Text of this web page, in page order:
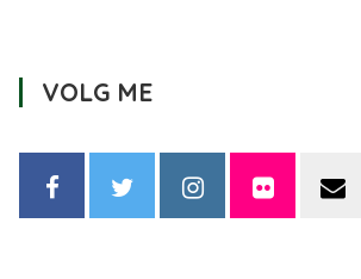
VOLG ME